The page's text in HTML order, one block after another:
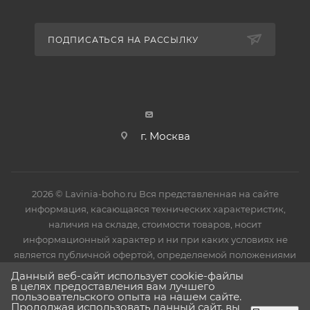
потребителя. Все ванны имеют защитное покрытие
ПОДПИСАТЬСЯ НА РАССЫЛКУ
г. Москва
2026 © Lavinia-boho.ru Вся представленная на сайте
информация, касающаяся технических характеристик,
наличия на складе, стоимости товаров, носит
информационный характер и ни при каких условиях не
является публичной офертой, определяемой положениями
Статьи 437(2) Гражданского кодекса РФ.
Данный веб-сайт использует cookie-файлы
в целях предоставления вам лучшего
пользовательского опыта на нашем сайте.
Продолжая использовать данный сайт, вы